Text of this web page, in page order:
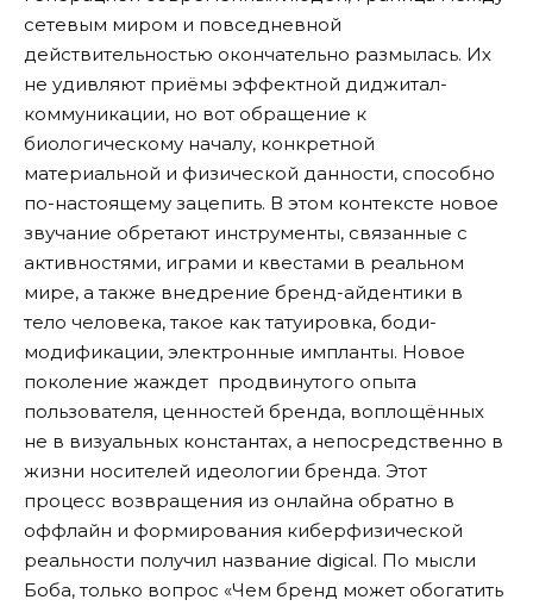
сетевым миром и повседневной
действительностью окончательно размылась. Их
не удивляют приёмы эффектной диджитал-
коммуникации, но вот обращение к
биологическому началу, конкретной
материальной и физической данности, способно
по-настоящему зацепить. В этом контексте новое
звучание обретают инструменты, связанные с
активностями, играми и квестами в реальном
мире, а также внедрение бренд-айдентики в
тело человека, такое как татуировка, боди-
модификации, электронные импланты. Новое
поколение жаждет продвинутого опыта
пользователя, ценностей бренда, воплощённых
не в визуальных константах, а непосредственно в
жизни носителей идеологии бренда. Этот
процесс возвращения из онлайна обратно в
оффлайн и формирования киберфизической
реальности получил название digical. По мысли
Боба, только вопрос «Чем бренд может обогатить